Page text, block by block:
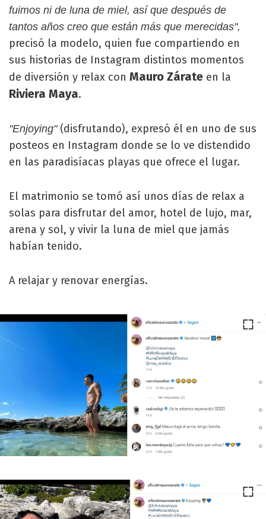
fuimos ni de luna de miel, así que después de
tantos años creo que están más que merecidas",
precisó la modelo, quien fue compartiendo en
sus historias de Instagram distintos momentos
de diversión y relax con Mauro Zárate en la
Riviera Maya.
"Enjoying"(disfrutando), expresó él en uno de sus
posteos en Instagram donde se lo ve distendido
en las paradisíacas playas que ofrece el lugar.
El matrimonio se tomó así unos días de relax a
solas para disfrutar del amor, hotel de lujo, mar,
arena y sol, y vivir la luna de miel que jamás
habían tenido.
A relajar y renovar energías.